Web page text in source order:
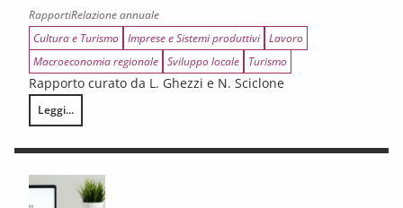
RapportiRelazione annuale
Cultura e Turismo Imprese e Sistemi produttivi Lavoro
Macroeconomia regionale Sviluppo locale Turismo
Rapporto curato da L. Ghezzi e N. Sciclone
Leggi...
La congiuntura e la Legge di Bilancio: i riflessi sulla Toscana